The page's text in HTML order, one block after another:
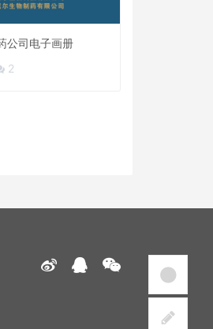
公司电子画册
2